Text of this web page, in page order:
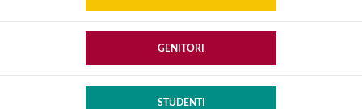
GENITORI
STUDENTI